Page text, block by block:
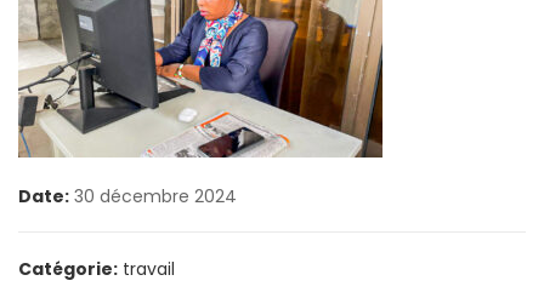
Date: 30 décembre 2024
Catégorie: travail